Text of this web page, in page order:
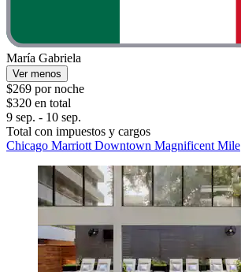
María Gabriela
Ver menos
$269 por noche
$320 en total
9 sep. - 10 sep.
Total con impuestos y cargos
Chicago Marriott Downtown Magnificent Mile